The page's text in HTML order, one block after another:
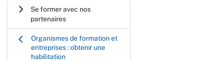
Se former avec nos
partenaires
Organismes de formation et
entreprises : obtenir une
habilitation